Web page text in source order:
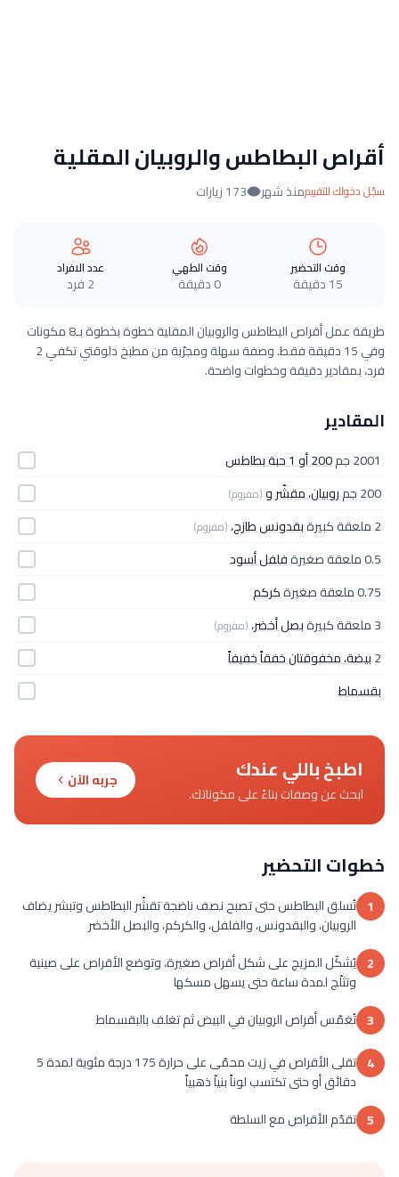
أقراص البطاطس والروبيان المقلية
سجّل دخولك للتقييممنذ شهر 173 زيارات
وقت التحضير
15 دقيقة
وقت الطهي
0 دقيقة
عدد الافراد
2 فرد
طريقة عمل أقراص البطاطس والروبيان المقلية خطوة بخطوة بـ8 مكونات
وفي 15 دقيقة فقط. وصفة سهلة ومجرّبة من مطبخ دلوقتي تكفي 2
فرد، بمقادير دقيقة وخطوات واضحة.
المقادير
2001 جم
200 أو 1 حبة بطاطس
200 جم
روبيان، مقشّر و(مفروم)
2 ملعقة كبيرة بقدونس طازج،(مفروم)
0.5 ملعقة صغيرة
فلفل أسود
0.75 ملعقة صغيرة
كركم
3 ملعقة كبيرة
بصل أخضر،(مفروم)
2بيضة، مخفوقتان خفقاً خفيفاً
بقسماط
اطبخ باللي عندك
ابحث عن وصفات بناءً على مكوناتك.
جربه الآن
خطوات التحضير
1 تُسلق البطاطس حتى تصبح نصف ناضجة تقشّر البطاطس وتبشر يضاف
الروبيان، والبقدونس، والفلفل، والكركم، والبصل الأخضر
2 يُشكّل المزيج على شكل أقراص صغيرة، وتوضع الأقراص على صينية
وتثلّج لمدة ساعة حتى يسهل مسكها
3 تُغمّس أقراص الروبيان في البيض ثم تغلف بالبقسماط
4
تقلى الأقراص في زيت محمّى على حرارة 175 درجة مئوية لمدة 5
دقائق أو حتى تكتسب لوناً بنياّ ذهبياً
5 تقدّم الأقراص مع السلطة